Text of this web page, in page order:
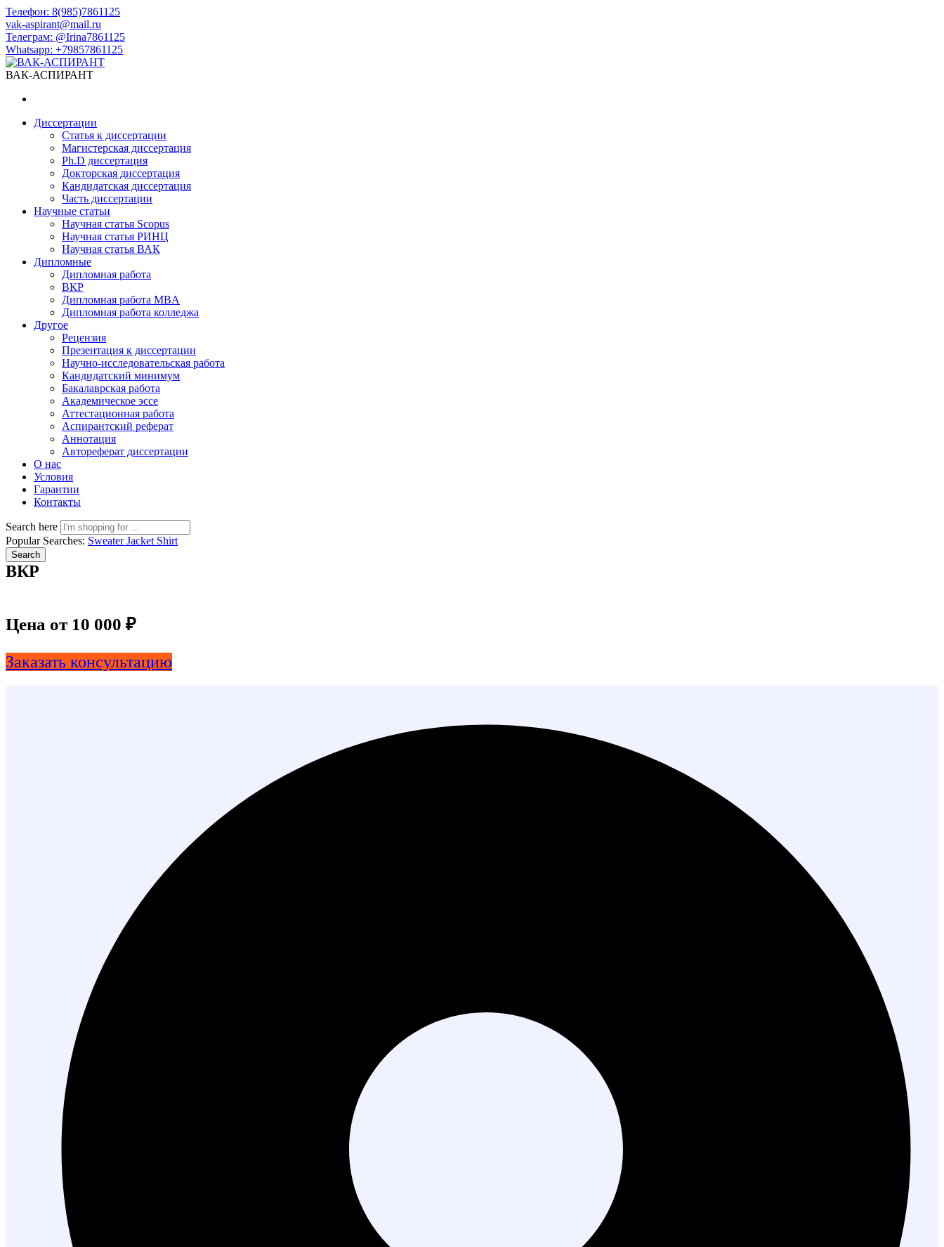
Телефон: 8(985)7861125
vak-aspirant@mail.ru
Телеграм: @Irina7861125
Whatsapp: +79857861125​
ВАК-АСПИРАНТ
Диссертации
Статья к диссертации
Магистерская диссертация
Ph.D диссертация
Докторская диссертация
Кандидатская диссертация
Часть диссертации
Научные статьи
Научная статья Scopus
Научная статья РИНЦ
Научная статья ВАК
Дипломные
Дипломная работа
ВКР
Дипломная работа MBA
Дипломная работа колледжа
Другое
Рецензия
Презентация к диссертации
Научно-исследовательская работа
Кандидатский минимум
Бакалаврская работа
Академическое эссе
Аттестационная работа
Аспирантский реферат
Аннотация
Автореферат диссертации
О нас
Условия
Гарантии
Контакты
Search here
Popular Searches: SweaterJacket Shirt
Search
ВКР
Цена от 10 000 ₽
Заказать консультацию